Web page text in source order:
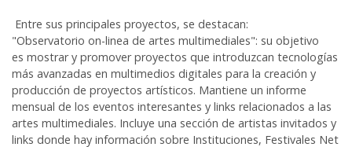
Entre sus principales proyectos, se destacan:
"Observatorio on-linea de artes multimediales": su objetivo
es mostrar y promover proyectos que introduzcan tecnologías
más avanzadas en multimedios digitales para la creación y
producción de proyectos artísticos. Mantiene un informe
mensual de los eventos interesantes y links relacionados a las
artes multimediales. Incluye una sección de artistas invitados y
links donde hay información sobre Instituciones, Festivales Net